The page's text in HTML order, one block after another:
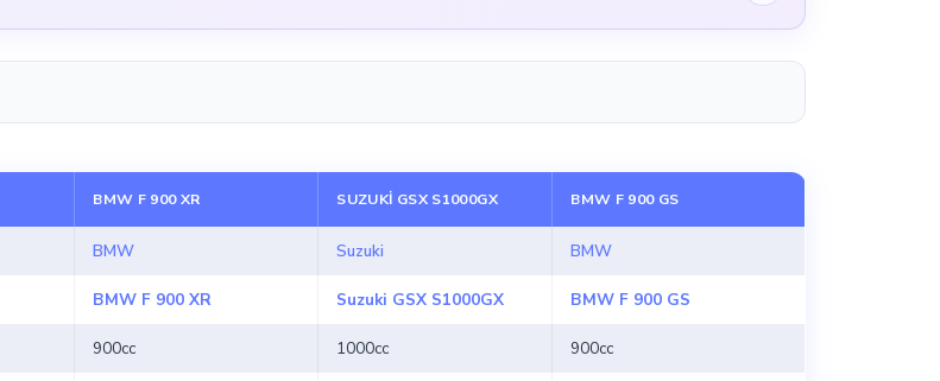
BMW F 900 XR SUZUKI GSX S1000GX BMW F 900 GS
BMW Suzuki BMW
BMW F 900 XR Suzuki GSX S1000GX BMW F 900 GS
900cc 1000cc 900cc